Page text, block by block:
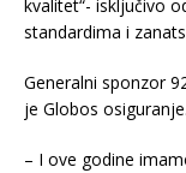
kvalitet“- isključivo
standardima i
Generalni sponzor
je Globos osiguranje.
– I ove godine